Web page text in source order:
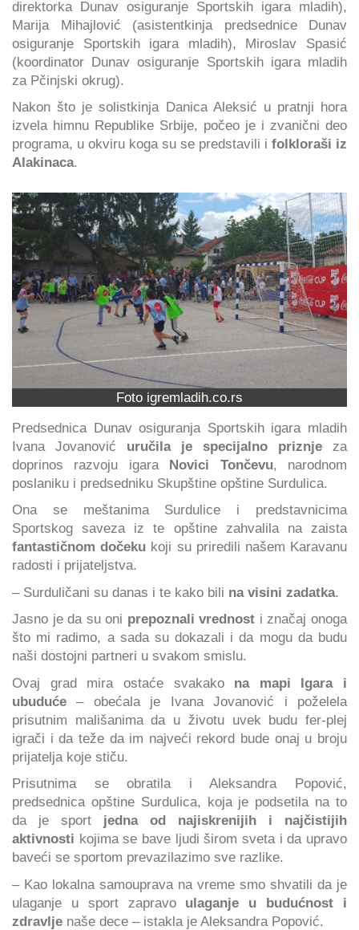
direktorka Dunav osiguranje Sportskih igara mladih),
Marija Mihajlović (asistentkinja predsednice Dunav
osiguranje Sportskih igara mladih), Miroslav Spasić
(koordinator Dunav osiguranje Sportskih igara mladih
za Pčinjski okrug).
Nakon što je solistkinja Danica Aleksić u pratnji hora
izvela himnu Republike Srbije, počeo je i zvanični deo
programa, u okviru koga su se predstavili i folkloraši iz
Alakinaca.
Foto igremladih.co.rs
Predsednica Dunav osiguranja Sportskih igara mladih
Ivana Jovanović uručila je specijalno priznje za
doprinos razvoju igara Novici Tončevu, narodnom
poslaniku i predsedniku Skupštine opštine Surdulica.
Ona se meštanima Surdulice i predstavnicima
Sportskog saveza iz te opštine zahvalila na zaista
fantastičnom dočeku koji su priredili našem Karavanu
radosti i prijateljstva.
– Surduličani su danas i te kako bili na visini zadatka.
Jasno je da su oni prepoznali vrednost i značaj onoga
što mi radimo, a sada su dokazali i da mogu da budu
naši dostojni partneri u svakom smislu.
Ovaj grad mira ostaće svakako na mapi Igara i
ubuduće – obećala je Ivana Jovanović i poželela
prisutnim mališanima da u životu uvek budu fer-plej
igrači i da teže da im najveći rekord bude onaj u broju
prijatelja koje stiču.
Prisutnima se obratila i Aleksandra Popović,
predsednica opštine Surdulica, koja je podsetila na to
da je sport jedna od najiskrenijih i najčistijih
aktivnosti kojima se bave ljudi širom sveta i da upravo
baveći se sportom prevazilazimo sve razlike.
– Kao lokalna samouprava na vreme smo shvatili da je
ulaganje u sport zapravo ulaganje u budućnost i
zdravlje naše dece – istakla je Aleksandra Popović.